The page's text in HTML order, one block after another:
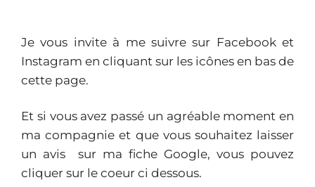
Je vous invite à me suivre sur Facebook et
Instagram en cliquant sur les icônes en bas de
cette page.
Et si vous avez passé un agréable moment en
ma compagnie et que vous souhaitez laisser
un avis sur ma fiche Google, vous pouvez
cliquer sur le coeur ci dessous.